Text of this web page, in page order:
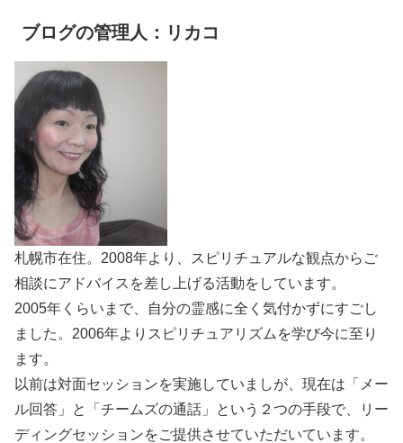
ブログの管理人：リカコ
札幌市在住。2008年より、スピリチュアルな観点からご
相談にアドバイスを差し上げる活動をしています。
2005年くらいまで、自分の霊感に全く気付かずにすごし
ました。2006年よりスピリチュアリズムを学び今に至り
ます。
以前は対面セッションを実施していましが、現在は「メー
ル回答」と「チームズの通話」という２つの手段で、リー
ディングセッションをご提供させていただいています。